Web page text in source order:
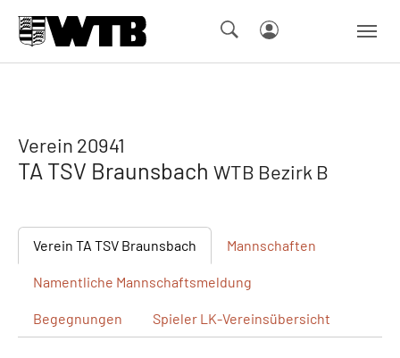
Verein 20941
TA TSV Braunsbach WTB Bezirk B
Verein TA TSV Braunsbach Mannschaften
Namentliche Mannschaftsmeldung
Begegnungen Spieler LK-Vereinsübersicht